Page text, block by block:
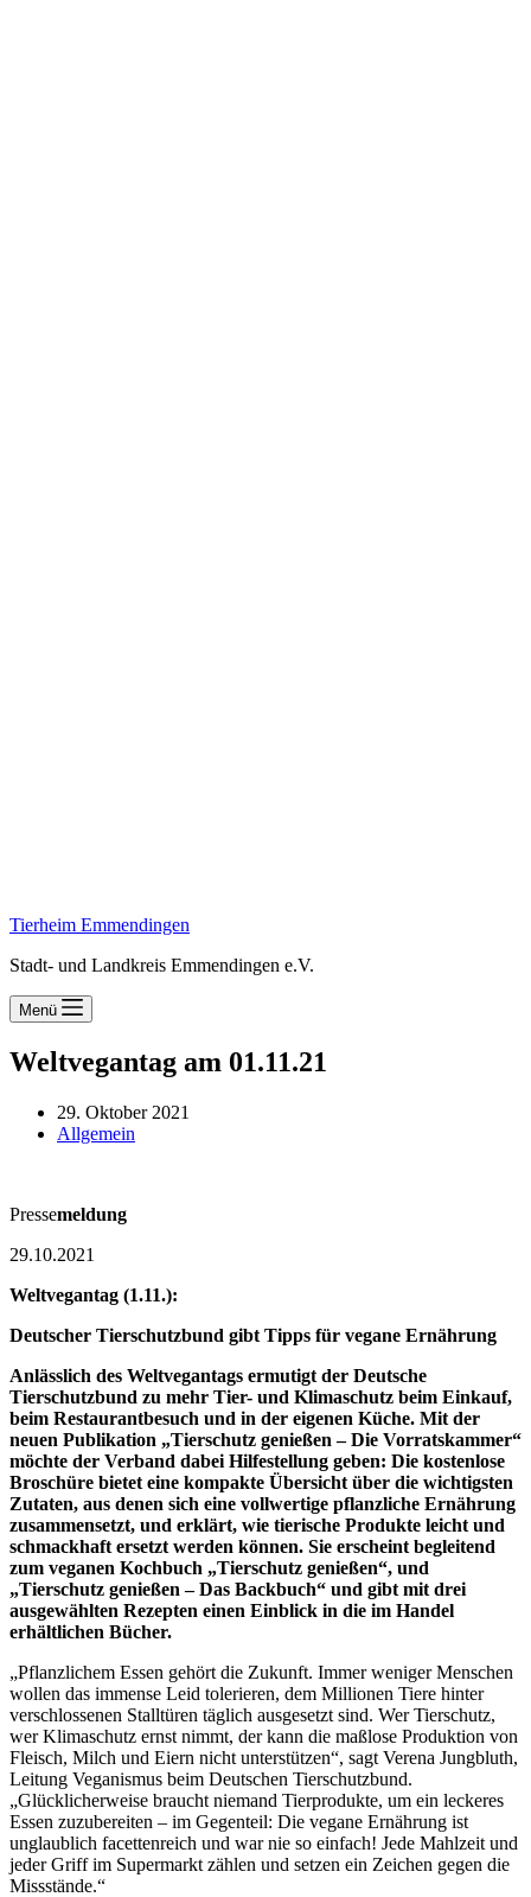
Tierheim Emmendingen
Stadt- und Landkreis Emmendingen e.V.
Menü
Weltvegantag am 01.11.21
29. Oktober 2021
Allgemein
Pressemeldung
29.10.2021
Weltvegantag (1.11.):
Deutscher Tierschutzbund gibt Tipps für vegane Ernährung
Anlässlich des Weltvegantags ermutigt der Deutsche
Tierschutzbund zu mehr Tier- und Klimaschutz beim Einkauf,
beim Restaurantbesuch und in der eigenen Küche. Mit der
neuen Publikation „Tierschutz genießen – Die Vorratskammer“
möchte der Verband dabei Hilfestellung geben: Die kostenlose
Broschüre bietet eine kompakte Übersicht über die wichtigsten
Zutaten, aus denen sich eine vollwertige pflanzliche Ernährung
zusammensetzt, und erklärt, wie tierische Produkte leicht und
schmackhaft ersetzt werden können. Sie erscheint begleitend
zum veganen Kochbuch „Tierschutz genießen“, und
„Tierschutz genießen – Das Backbuch“ und gibt mit drei
ausgewählten Rezepten einen Einblick in die im Handel
erhältlichen Bücher.
„Pflanzlichem Essen gehört die Zukunft. Immer weniger Menschen
wollen das immense Leid tolerieren, dem Millionen Tiere hinter
verschlossenen Stalltüren täglich ausgesetzt sind. Wer Tierschutz,
wer Klimaschutz ernst nimmt, der kann die maßlose Produktion von
Fleisch, Milch und Eiern nicht unterstützen“, sagt Verena Jungbluth,
Leitung Veganismus beim Deutschen Tierschutzbund.
„Glücklicherweise braucht niemand Tierprodukte, um ein leckeres
Essen zuzubereiten – im Gegenteil: Die vegane Ernährung ist
unglaublich facettenreich und war nie so einfach! Jede Mahlzeit und
jeder Griff im Supermarkt zählen und setzen ein Zeichen gegen die
Missstände.“